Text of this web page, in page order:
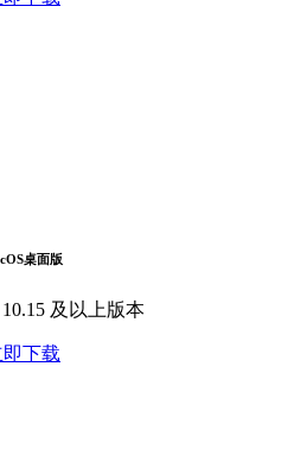
桌面版
及以上版本
即下载